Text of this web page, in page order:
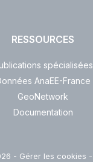
RESSOURCES
spécialisées
AnaEE-France
GeoNetwork
Documentation
- Gérer les cookies -